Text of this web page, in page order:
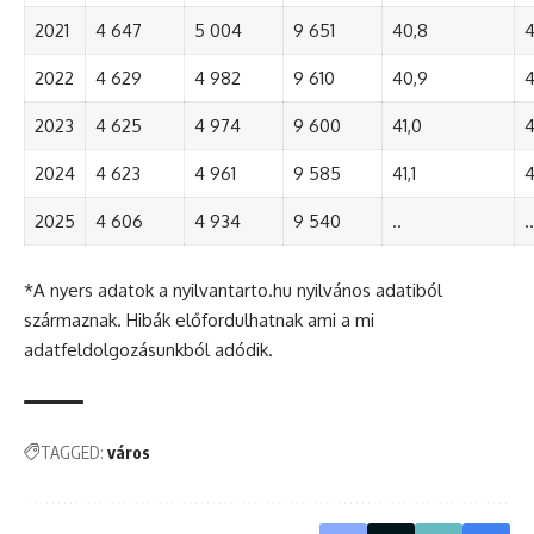
2021 4 647 5 004 9 651 40,8
2022 4 629 4 982 9 610 40,9
2023 4 625 4 974 9 600 41,0
2024 4 623 4 961 9 585 41,1
2025 4 606 4 934 9 540 .. ..
*A nyers adatok a nyilvantarto.hu nyilvános adatiból
származnak. Hibák előfordulhatnak ami a mi
adatfeldolgozásunkból adódik.
TAGGED: város